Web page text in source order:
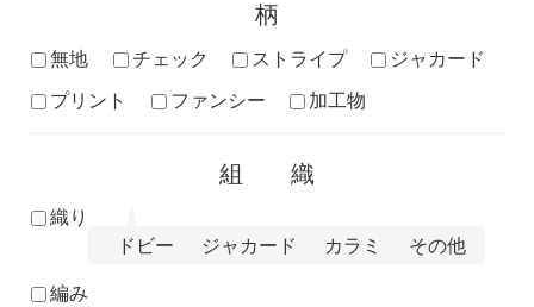
柄
無地 チェック ストライプ
ジャカード
プリント
ファンシー 加工物
組織
織り
ドビー
ジャカード カラミ その他
編み